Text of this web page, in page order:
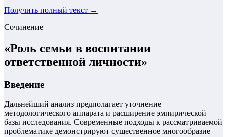
Получить полный текст →
Сочинение
«Роль семьи в воспитании
ответственной личности»
Введение
Дальнейший анализ предполагает уточнение
методологического аппарата и расширение эмпирической
базы исследования. Современные подходы к рассматриваемой
проблематике демонстрируют существенное многообразие